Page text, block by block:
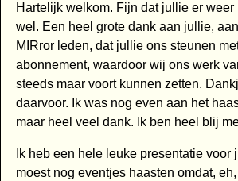
Hartelijk welkom. Fijn dat jullie er
wel. Een heel grote dank aan jullie,
MIRror leden, dat jullie ons steunen
abonnement, waardoor wij ons werk
steeds maar voort kunnen zetten.
daarvoor. Ik was nog even aan het
maar heel veel dank. Ik ben heel blij
Ik heb een hele leuke presentatie voor
moest nog eventjes haasten omdat,